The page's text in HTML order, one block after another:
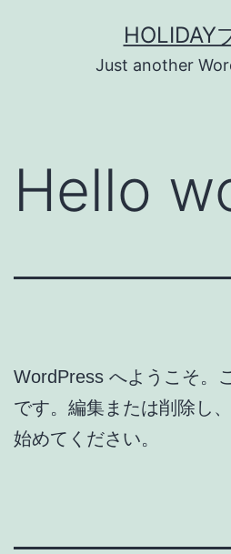
HOLIDAY
Just another
Hello
WordPress へようこそ。
です。編集または削除し
始めてください。